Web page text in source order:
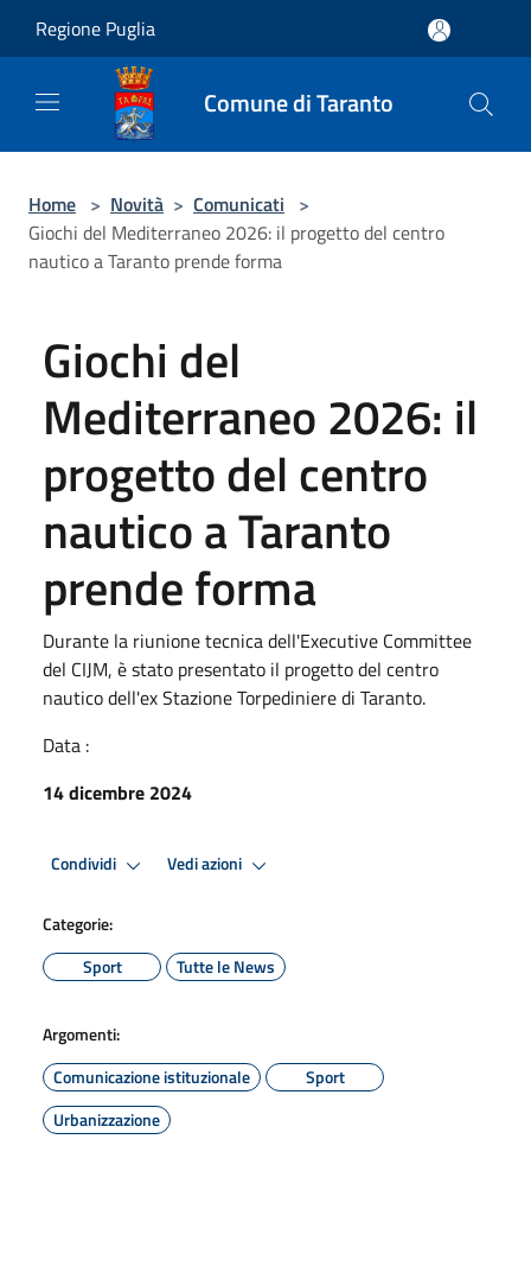
Regione Puglia
Comune di Taranto
Home > Novità > Comunicati >
Giochi del Mediterraneo 2026: il progetto del centro
nautico a Taranto prende forma
Giochi del
Mediterraneo 2026: il
progetto del centro
nautico a Taranto
prende forma
Durante la riunione tecnica dell'Executive Committee
del CIJM, è stato presentato il progetto del centro
nautico dell'ex Stazione Torpediniere di Taranto.
Data :
14 dicembre 2024
Condividi Vedi azioni
Categorie:
Sport
Tutte le News
Argomenti:
Comunicazione istituzionale
Sport
Urbanizzazione